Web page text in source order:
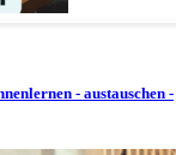
- austauschen -